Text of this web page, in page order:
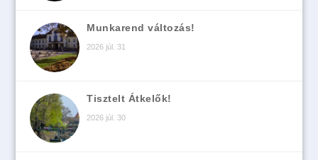
Munkarend változás!
2026 júl. 31
Tisztelt Átkelők!
2026 júl. 30